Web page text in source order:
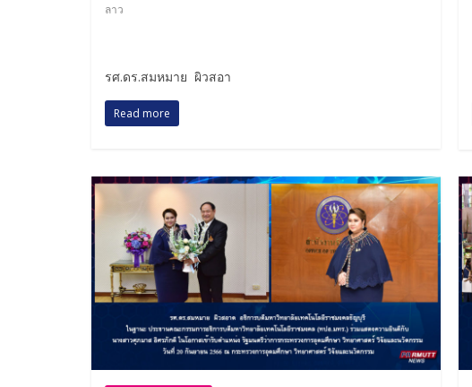
ลาว
รศ.ดร.สมหมาย ผิวสอา
Read more